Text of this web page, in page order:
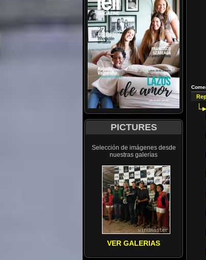
PICTURES
Selección de imágenes desde
nuestras galerías
VER GALERIAS